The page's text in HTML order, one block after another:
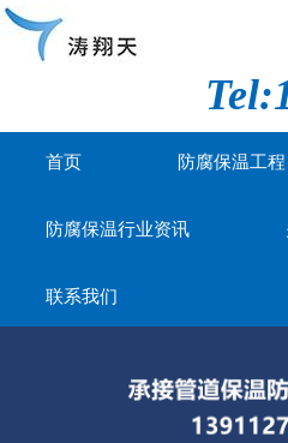
首页 防腐保温工程
防腐保温行业资讯
联系我们